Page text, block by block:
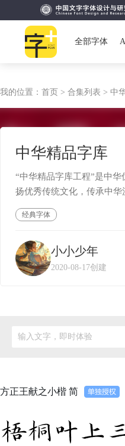
全部字体
我的位置： 首页 > 合集列表 > 中
中华精品字库
“中华精品字库工程”是中
扬优秀传统文化，传承中华
经典字体
小小少年
2020-08-17创建
输入文字，即时体验
方正王献之小楷 简
梧桐叶上